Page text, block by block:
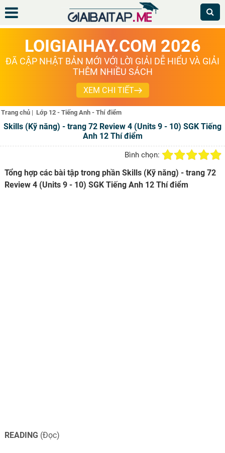
LOIGIAIHAY.COM 2026
ĐÃ CẬP NHẬT BẢN MỚI VỚI LỜI GIẢI DỄ HIỂU VÀ GIẢI
THÊM NHIỀU SÁCH
XEM CHI TIẾT
Trang chủ | Lớp 12 - Tiếng Anh - Thí điểm
Skills (Kỹ năng) - trang 72 Review 4 (Units 9 - 10) SGK Tiếng
Anh 12 Thí điểm
Bình chọn:
Tổng hợp các bài tập trong phần Skills (Kỹ năng) - trang 72
Review 4 (Units 9 - 10) SGK Tiếng Anh 12 Thí điểm
READING (Đọc)